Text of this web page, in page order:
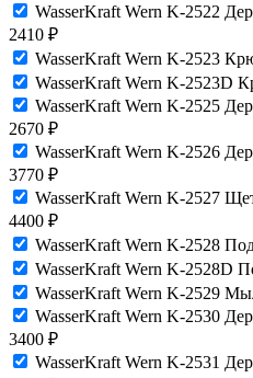
WasserKraft Wern K-2522
2410 ₽
WasserKraft Wern K-2523
WasserKraft Wern K-2523D
WasserKraft Wern K-2525
2670 ₽
WasserKraft Wern K-2526
3770 ₽
WasserKraft Wern K-2527
4400 ₽
WasserKraft Wern K-2528
WasserKraft Wern K-2528D
WasserKraft Wern K-2529
WasserKraft Wern K-2530
3400 ₽
WasserKraft Wern K-2531